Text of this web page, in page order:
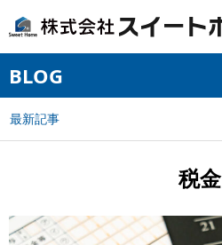
BLOG
最新記事
税金